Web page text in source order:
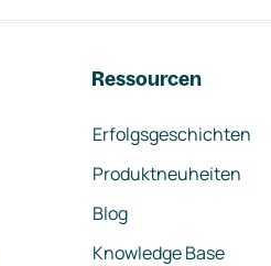
Ressourcen
Erfolgsgeschichten
Produktneuheiten
Blog
Knowledge Base